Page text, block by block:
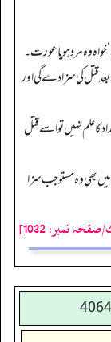
وہ مرد ہو یا عورت۔
قتل کی سزا دے گی اور
کا علم نہیں تو اسے قتل
میں بھی وہ مستوجب سزا
نمبر: 1032]